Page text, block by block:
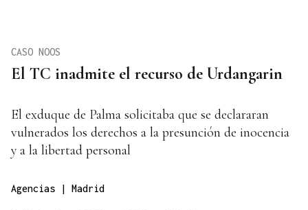
El TC inadmite el recurso de Urdangarin
CASO NOOS
El exduque de Palma solicitaba que se declararan
vulnerados los derechos a la presunción de inocencia
y a la libertad personal
Agencias | Madrid